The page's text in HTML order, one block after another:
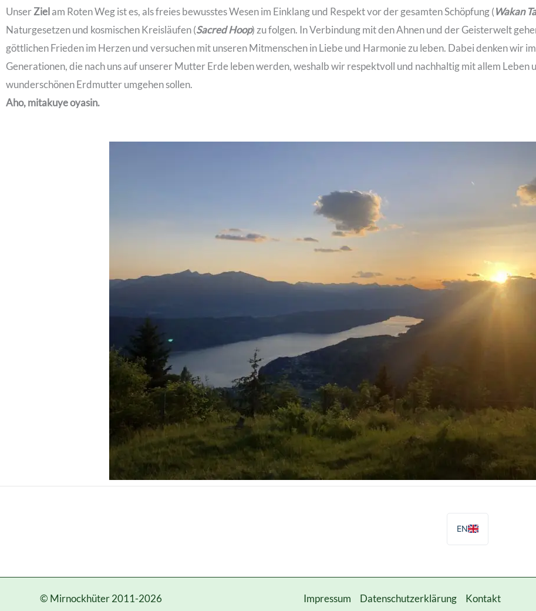
UnserZielam Roten Weg ist es, als freies bewusstes Wesen im Einklang und Respekt vor der gesamten Schöpfung (Wakan
Naturgesetzen und kosmischen Kreisläufen (Sacred Hoop) zu folgen. In Verbindung mit den Ahnen und der Geisterwelt
göttlichen Frieden im Herzen und versuchen mit unseren Mitmenschen in Liebe und Harmonie zu leben. Dabei denken wir
Generationen, die nach uns auf unserer Mutter Erde leben werden, weshalb wir respektvoll und nachhaltig mit allem Leben
wunderschönen Erdmutter umgehen sollen.
Aho, mitakuye oyasin.
EN
© Mirnockhüter 2011-2026 Impressum Datenschutzerklärung Kontakt